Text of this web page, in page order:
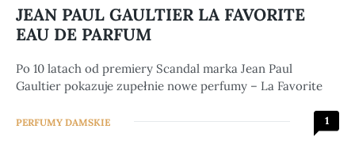
JEAN PAUL GAULTIER LA FAVORITE
EAU DE PARFUM
Po 10 latach od premiery Scandal marka Jean Paul
Gaultier pokazuje zupełnie nowe perfumy – La Favorite
PERFUMY DAMSKIE 1